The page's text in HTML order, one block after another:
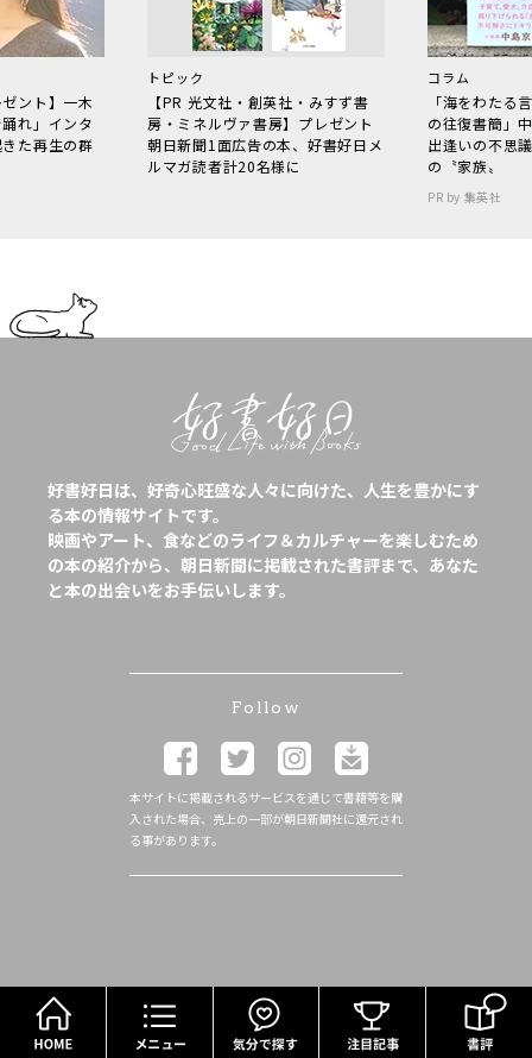
ント】一木
れ」インタ
た再生の群
トピック
【PR 光文社・創英社・みすず書
房・ミネルヴァ書房】プレゼント
朝日新聞1面広告の本、好書好日メ
ルマガ読者計20名様に
コラム
「海をわた
の往復書簡」
出逢いの不思
の〝家族〟
PR by 集英社
好書好日は、好奇心旺盛な人々に向けた、人生を豊かにす
る本の情報サイトです。
映画やアート、食などのライフ＆カルチャーを楽しむため
の本の紹介から、朝日新聞に掲載された書評まで、あなた
と本の出会いをお手伝いします。
Follow
本サイトに掲載されるサービスを通じて書籍等を購
入された場合、売上の一部が朝日新聞社に還元され
る事があります。